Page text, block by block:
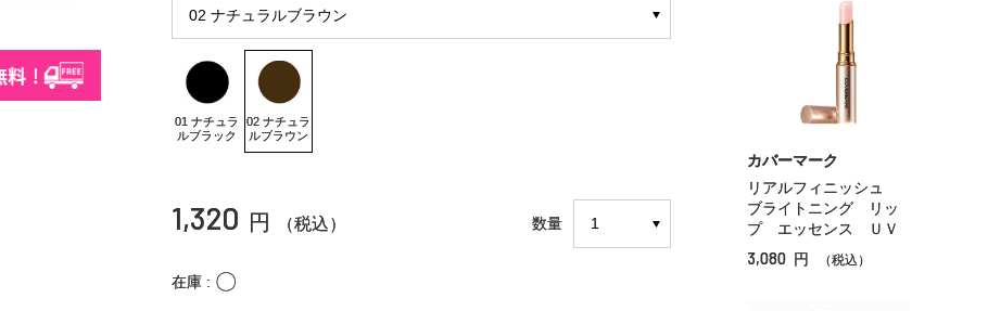
01 ナチュラ
ルブラック
02 ナチュラ
ルブラウン
1,320 円 （税込） 数量
在庫 〇
カバーマーク
リアルフィニッシュ
ブライトニング リッ
プ エッセンス ＵＶ
3,080 円 （税込）